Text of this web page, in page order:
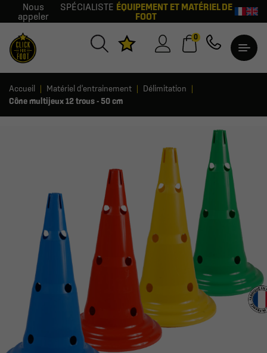
Nous
appeler
SPÉCIALISTE ÉQUIPEMENT ET MATÉRIEL DE
FOOT
0
Accueil Matériel d'entrainement
Délimitation
Cône multijeux 12 trous - 50 cm